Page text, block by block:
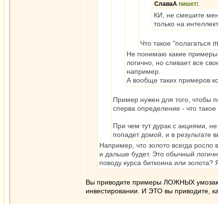
СлаваА пишет:
КИ, не смешите
только на
Что такое "полагаться
Не понимаю какие примеры
логично, но сливает все
например.
А вообще таких примеров
Пример нужен для того, чтобы
сперва определение - что
При чем тут дурак с акциями,
попадет домой, и в результате
Например, что золото всегда росло
и дальше будет. Это обычный
поводу курса биткоина или
Вы приводите примеры ЛОЖНЫХ
инвестировании. И ЭТО вы приводите,